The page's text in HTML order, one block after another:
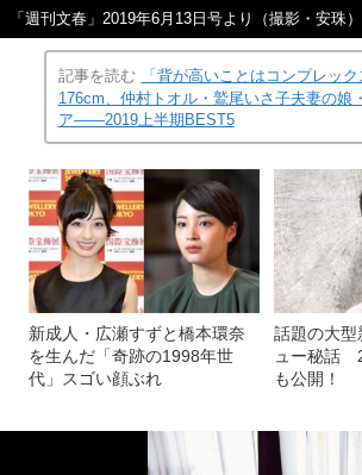
「週刊文春」2019年6月13日号より（撮影・安珠）
記事を読む
「背が高いことはコンプレッ
176cm、仲村トオル・鷲尾いさ子夫妻の娘
ア――2019上半期BEST5
新成人・広瀬すずと橋本環奈
を生んだ「奇跡の1998年世
代」スゴい顔ぶれ
話題の大
ュー秘話
も公開！